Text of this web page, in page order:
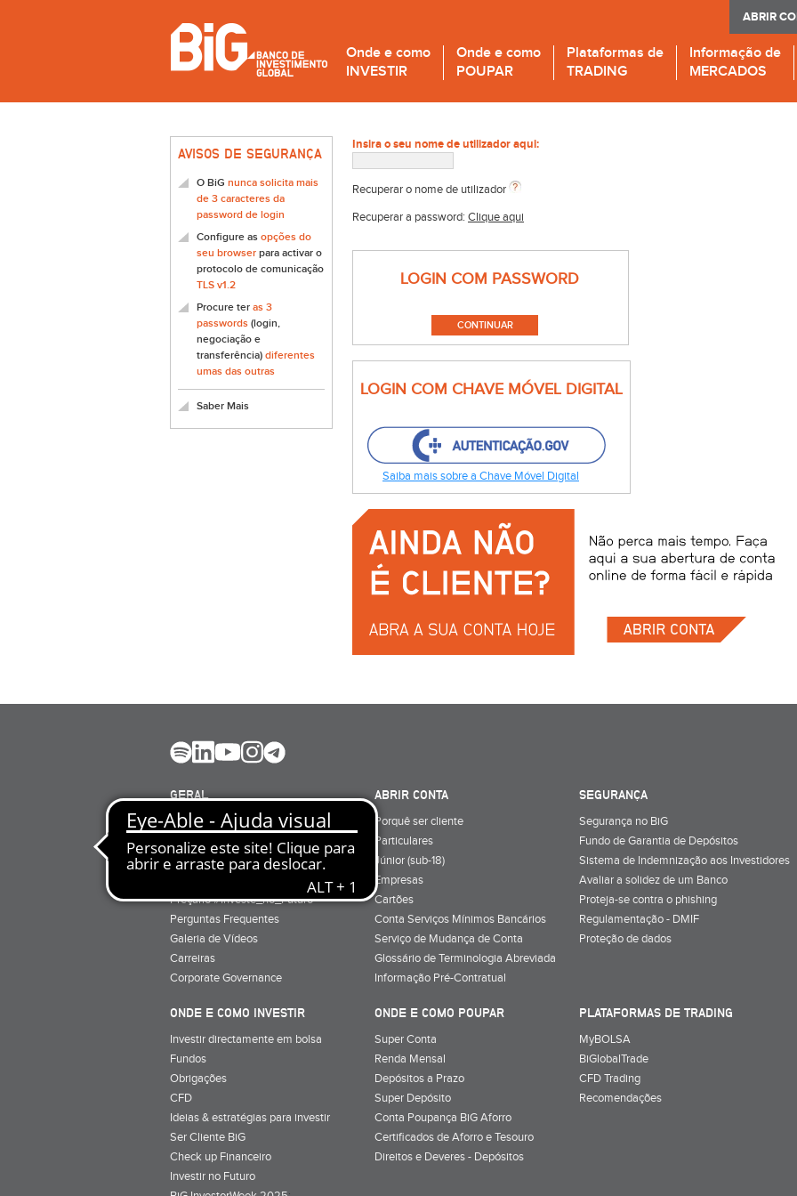
ABRIR
Onde e como
INVESTIR
Onde e como
POUPAR
Plataformas de
TRADING
Informação de
MERCADOS
AVISOS DE SEGURANÇA
O BiG nunca solicita mais
de 3 caracteres da
password de login
Configure as opções do
seu browser para activar o
protocolo de comunicação
TLS v1.2
Procure ter as 3
passwords (login,
negociação e
transferência) diferentes
umas das outras
Saber Mais
Insira o seu nome de utilizador aqui:
Recuperar o nome de utilizador
Recuperar a password: Clique aqui
LOGIN COM PASSWORD
LOGIN COM CHAVE MÓVEL DIGITAL
Saiba mais sobre a Chave Móvel Digital
GERAL
Quem Somos
Preçário
Minha conta
Preçário #Investe_no_Futuro
Perguntas Frequentes
Galeria de Vídeos
Carreiras
Corporate Governance
ABRIR CONTA
Porquê ser cliente
Particulares
Júnior (sub-18)
Empresas
Cartões
Conta Serviços Mínimos Bancários
Serviço de Mudança de Conta
Glossário de Terminologia Abreviada
Informação Pré-Contratual
SEGURANÇA
Segurança no BiG
Fundo de Garantia de Depósitos
Sistema de Indemnização aos Investidores
Avaliar a solidez de um Banco
Proteja-se contra o phishing
Regulamentação - DMIF
Proteção de dados
ONDE E COMO INVESTIR
Investir directamente em bolsa
Fundos
Obrigações
CFD
Ideias & estratégias para investir
Ser Cliente BiG
Check up Financeiro
Investir no Futuro
ONDE E COMO POUPAR
Super Conta
Renda Mensal
Depósitos a Prazo
Super Depósito
Conta Poupança BiG Aforro
Certificados de Aforro e Tesouro
Direitos e Deveres - Depósitos
PLATAFORMAS DE TRADING
MyBOLSA
BiGlobalTrade
CFD Trading
Recomendações